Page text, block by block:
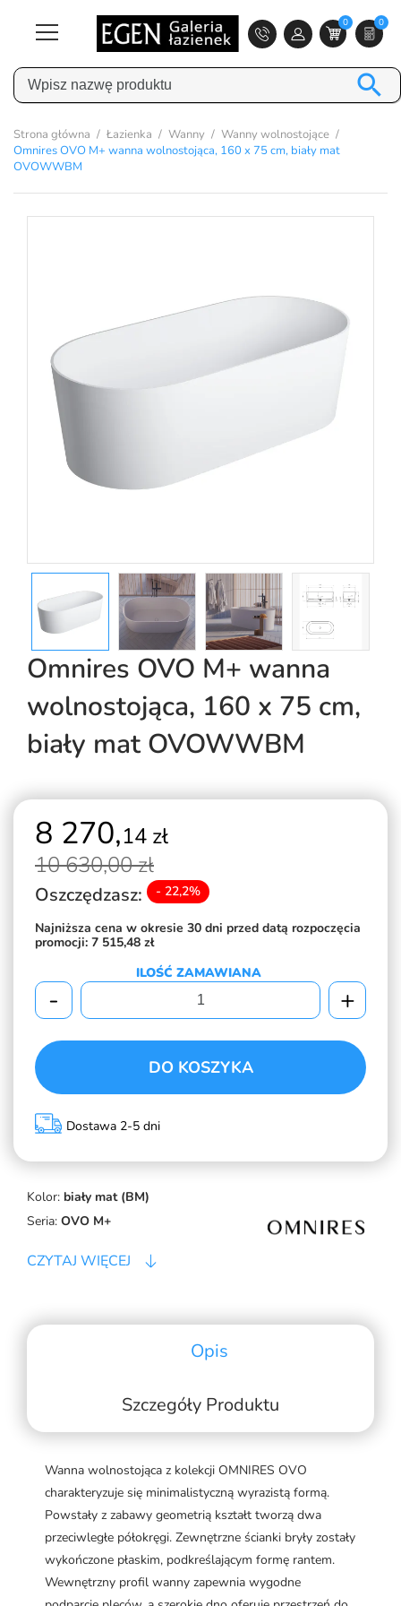
0 0

Strona główna Łazienka Wanny
Wanny wolnostojące
Omnires OVO M+ wanna wolnostojąca, 160 x 75 cm, biały mat
OVOWWBM
Omnires OVO M+ wanna
wolnostojąca, 160 x 75 cm,
biały mat OVOWWBM
Kolor: biały mat (BM)
Seria: OVO M+
CZYTAJ WIĘCEJ
8 270,14 zł
10 630,00 zł
Oszczędzasz: - 22,2%
Najniższa cena w okresie 30 dni przed datą rozpoczęcia
promocji: 7 515,48 zł
ILOŚĆ ZAMAWIANA
- +
DO KOSZYKA
Dostawa 2-5 dni
Opis
Szczegóły Produktu
Wanna wolnostojąca z kolekcji OMNIRES OVO
charakteryzuje się minimalistyczną wyrazistą formą.
Powstały z zabawy geometrią kształt tworzą dwa
przeciwległe półokręgi. Zewnętrzne ścianki bryły zostały
wykończone płaskim, podkreślającym formę rantem.
Wewnętrzny profil wanny zapewnia wygodne